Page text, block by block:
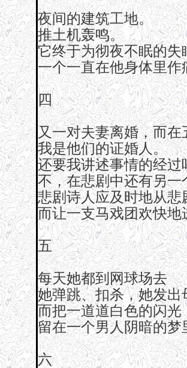
夜间的建筑工地。
推土机轰鸣。
它终于为彻夜不眠的失
一个一直在他身体里作
四
又一对夫妻离婚，而在
我是他们的证婚人。
还要我讲述事情的经过
不，在悲剧中还有另一
悲剧诗人应及时地从悲
而让一支马戏团欢快地
五
每天她都到网球场去
她弹跳、扣杀，她发出
而把一道道白色的闪光
留在一个男人阴暗的梦
六